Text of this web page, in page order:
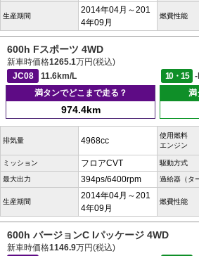
生産期間
2014年04月～201
4年09月
燃費性能
600h Fスポーツ 4WD
新車時価格1265.1万円(税込)
JC08
11.6km/L 10・15
満タンでどこまで走る？
974.4km
満
排気量 4968cc
使用燃料
エンジン
ミッション フロアCVT 駆動方式
最大出力 394ps/6400rpm 過給器（タ
生産期間
2014年04月～201
4年09月
燃費性能
600h バージョンC Iパッケージ 4WD
新車時価格1146.9万円(税込)